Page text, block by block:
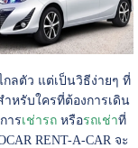
กลตัว แต่เป็นวิธีง่ายๆ ที่
หรับใครที่ต้องการเดิน
ารเช่ารถหรือรถเช่าที่
RENT-A-CAR จะ